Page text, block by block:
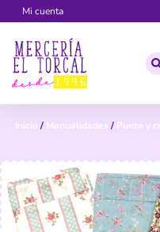
Mi cuenta
Inicio / Manualidades / Punto y